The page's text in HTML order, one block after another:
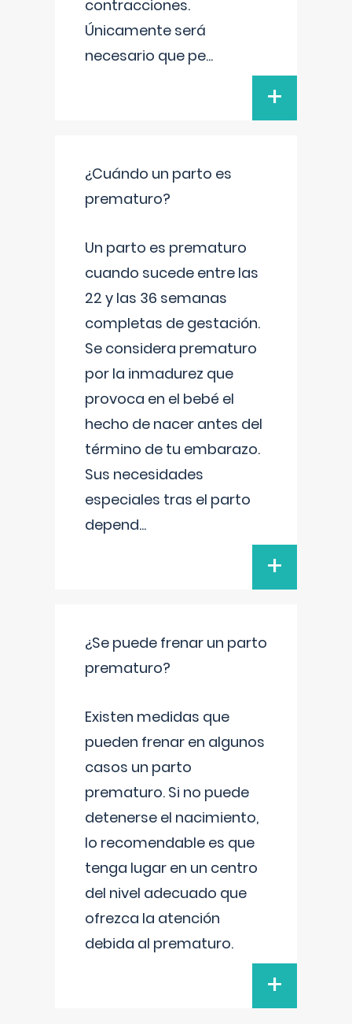
contracciones.
Únicamente será
necesario que pe...
+
¿Cuándo un parto es
prematuro?
Un parto es prematuro
cuando sucede entre las
22 y las 36 semanas
completas de gestación.
Se considera prematuro
por la inmadurez que
provoca en el bebé el
hecho de nacer antes del
término de tu embarazo.
Sus necesidades
especiales tras el parto
depend...
+
¿Se puede frenar un parto
prematuro?
Existen medidas que
pueden frenar en algunos
casos un parto
prematuro. Si no puede
detenerse el nacimiento,
lo recomendable es que
tenga lugar en un centro
del nivel adecuado que
ofrezca la atención
debida al prematuro.
+